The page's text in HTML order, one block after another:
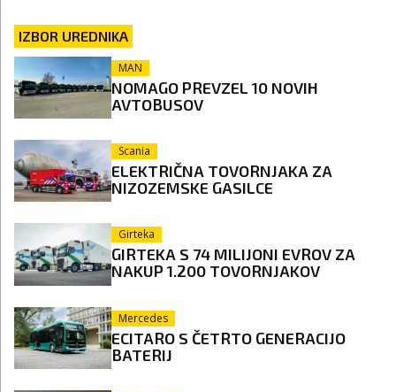
IZBOR UREDNIKA
MAN
NOMAGO PREVZEL 10 NOVIH
AVTOBUSOV
Scania
ELEKTRIČNA TOVORNJAKA ZA
NIZOZEMSKE GASILCE
Girteka
GIRTEKA S 74 MILIJONI EVROV ZA
NAKUP 1.200 TOVORNJAKOV
Mercedes
ECITARO S ČETRTO GENERACIJO
BATERIJ